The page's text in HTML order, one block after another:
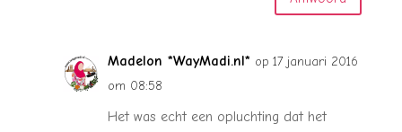
Madelon *WayMadi.nl* op 17 januari 2016
om 08:58
Het was echt een opluchting dat het